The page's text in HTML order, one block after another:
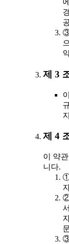
③
제 3
제 4
이 약
니다.
①
②
③